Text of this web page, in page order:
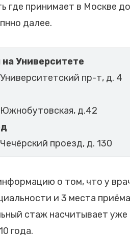
где принимает в Москве
далее.
Университете
пр-т, д. 4
Южнобутовская, д.42
проезд, д. 130
о том, что у
и 3 места
стаж насчитывает уже
года.